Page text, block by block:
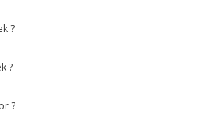
?
?
?